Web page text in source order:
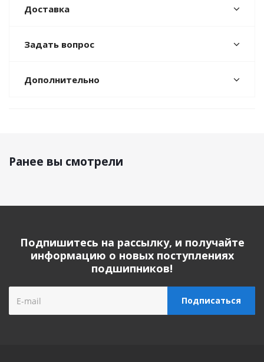
Доставка
Задать вопрос
Дополнительно
Ранее вы смотрели
Подпишитесь на рассылку, и получайте
информацию о новых поступлениях
подшипников!